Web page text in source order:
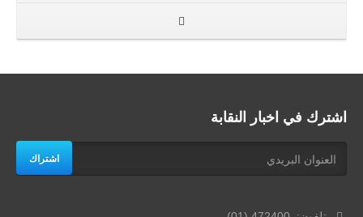
اشترك في اخبار النقابة
اشتراك